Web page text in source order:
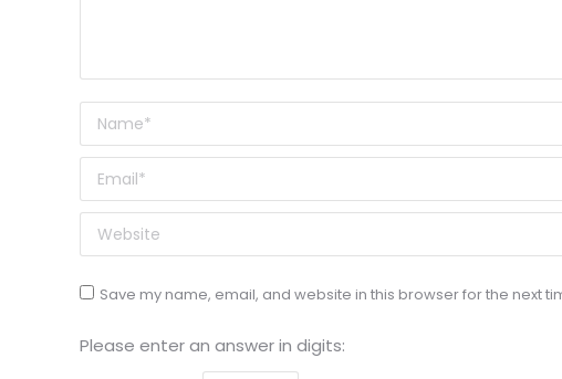
Name *
Email *
Website
Save my name, email, and website in this browser for the next
Please enter an answer in digits: